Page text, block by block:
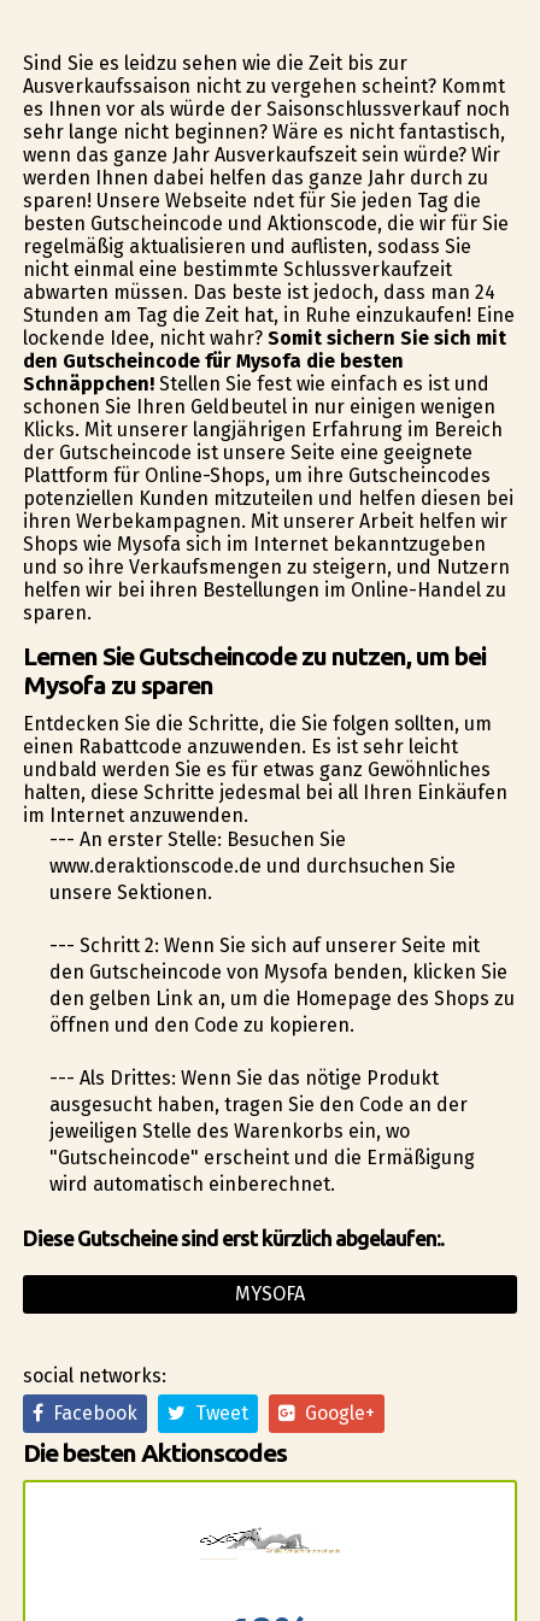
Sind Sie es leidzu sehen wie die Zeit bis zur
Ausverkaufssaison nicht zu vergehen scheint? Kommt
es Ihnen vor als würde der Saisonschlussverkauf noch
sehr lange nicht beginnen? Wäre es nicht fantastisch,
wenn das ganze Jahr Ausverkaufszeit sein würde? Wir
werden Ihnen dabei helfen das ganze Jahr durch zu
sparen! Unsere Webseite findet für Sie jeden Tag die
besten Gutscheincode und Aktionscode, die wir für Sie
regelmäßig aktualisieren und auflisten, sodass Sie
nicht einmal eine bestimmte Schlussverkaufzeit
abwarten müssen. Das beste ist jedoch, dass man 24
Stunden am Tag die Zeit hat, in Ruhe einzukaufen! Eine
lockende Idee, nicht wahr? Somit sichern Sie sich mit
den Gutscheincode für Mysofa die besten
Schnäppchen!Stellen Sie fest wie einfach es ist und
schonen Sie Ihren Geldbeutel in nur einigen wenigen
Klicks. Mit unserer langjährigen Erfahrung im Bereich
der Gutscheincode ist unsere Seite eine geeignete
Plattform für Online-Shops, um ihre Gutscheincodes
potenziellen Kunden mitzuteilen und helfen diesen bei
ihren Werbekampagnen. Mit unserer Arbeit helfen wir
Shops wie Mysofa sich im Internet bekanntzugeben
und so ihre Verkaufsmengen zu steigern, und Nutzern
helfen wir bei ihren Bestellungen im Online-Handel zu
sparen.
Lernen Sie Gutscheincode zu nutzen, um bei
Mysofa zu sparen
Entdecken Sie die Schritte, die Sie folgen sollten, um
einen Rabattcode anzuwenden. Es ist sehr leicht
undbald werden Sie es für etwas ganz Gewöhnliches
halten, diese Schritte jedesmal bei all Ihren Einkäufen
im Internet anzuwenden.
--- An erster Stelle: Besuchen Sie
www.deraktionscode.de und durchsuchen Sie
unsere Sektionen.
--- Schritt 2: Wenn Sie sich auf unserer Seite mit
den Gutscheincode von Mysofa befinden, klicken Sie
den gelben Link an, um die Homepage des Shops zu
öffnen und den Code zu kopieren.
--- Als Drittes: Wenn Sie das nötige Produkt
ausgesucht haben, tragen Sie den Code an der
jeweiligen Stelle des Warenkorbs ein, wo
"Gutscheincode" erscheint und die Ermäßigung
wird automatisch einberechnet.
Diese Gutscheine sind erst kürzlich abgelaufen:.
MYSOFA
social networks:
Facebook
Tweet Google+
Die besten Aktionscodes